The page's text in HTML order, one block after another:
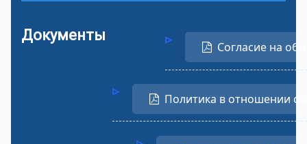
Документы
Согласие на
Политика в отношении